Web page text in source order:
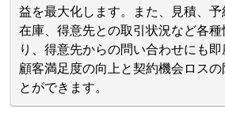
益を最大化します。また、見積、
在庫、得意先との取引状況など各種
り、得意先からの問い合わせにも即
顧客満足度の向上と契約機会ロスの
とができます。